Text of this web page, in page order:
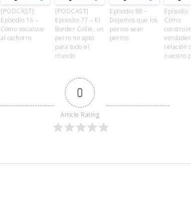
[PODCAST]
Episodio 16 –
Cómo socializar
al cachorro
[PODCAST]
Episodio 77 – El
Border Collie, un
perro no apto
para todo el
mundo
Episodio 88 –
Dejemos que los
perros sean
perros
Episodio
Cómo
relación
nuestro
0
Article Rating